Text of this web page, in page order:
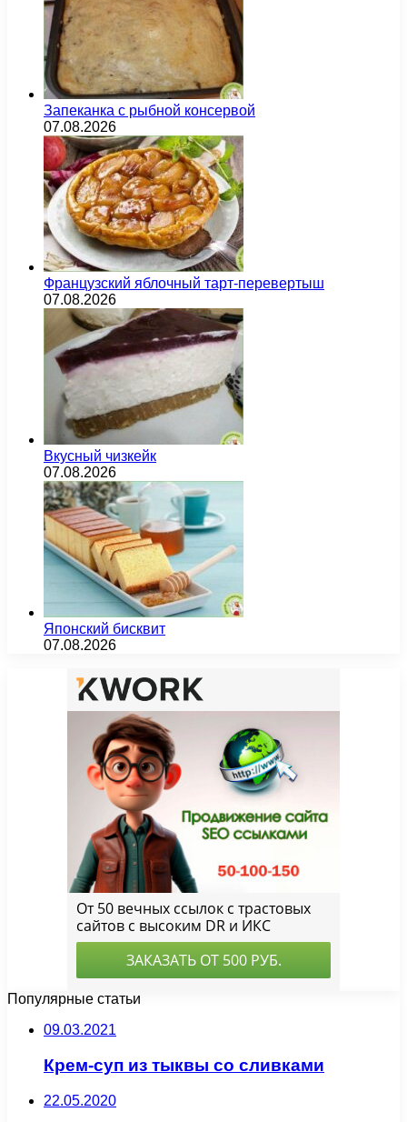
Запеканка с рыбной консервой
07.08.2026
Французский яблочный тарт-перевертыш
07.08.2026
Вкусный чизкейк
07.08.2026
Японский бисквит
07.08.2026
Популярные статьи
09.03.2021
Крем-суп из тыквы со сливками
22.05.2020